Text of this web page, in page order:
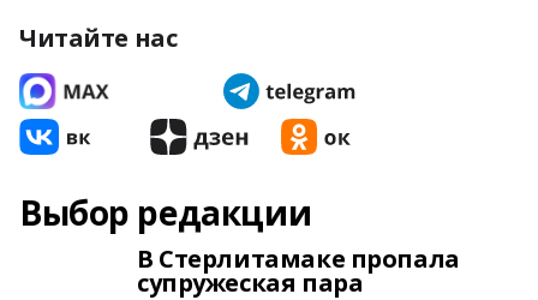
Читайте нас
Выбор редакции
В Стерлитамаке пропала
супружеская пара